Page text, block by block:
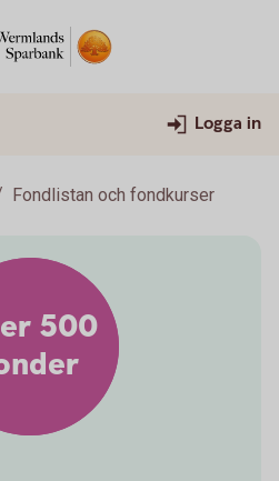
Logga in
Fondlistan och fondkurser
500